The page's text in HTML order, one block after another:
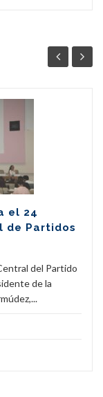
el 24
de Partidos
del Partido
de la